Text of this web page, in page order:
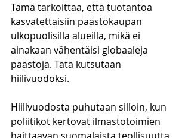
Tämä tarkoittaa, että tuotantoa
kasvatettaisiin päästökaupan
ulkopuolisilla alueilla, mikä ei
ainakaan vähentäisi globaaleja
päästöjä. Tätä kutsutaan
hiilivuodoksi.
Hiilivuodosta puhutaan silloin, kun
poliitikot kertovat ilmastotoimien